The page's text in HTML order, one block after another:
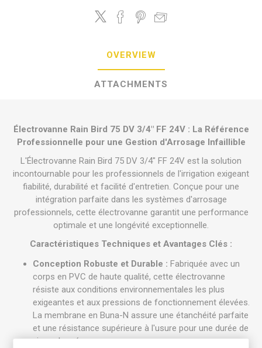
OVERVIEW
ATTACHMENTS
Électrovanne Rain Bird 75 DV 3/4" FF 24V : La Référence
Professionnelle pour une Gestion d'Arrosage Infaillible
L'Électrovanne Rain Bird 75 DV 3/4" FF 24V est la solution
incontournable pour les professionnels de l'irrigation exigeant
fiabilité, durabilité et facilité d'entretien. Conçue pour une
intégration parfaite dans les systèmes d'arrosage
professionnels, cette électrovanne garantit une performance
optimale et une longévité exceptionnelle.
Caractéristiques Techniques et Avantages Clés :
Conception Robuste et Durable : Fabriquée avec un
corps en PVC de haute qualité, cette électrovanne
résiste aux conditions environnementales les plus
exigeantes et aux pressions de fonctionnement élevées.
La membrane en Buna-N assure une étanchéité parfaite
et une résistance supérieure à l'usure pour une durée de
vie prolongée.